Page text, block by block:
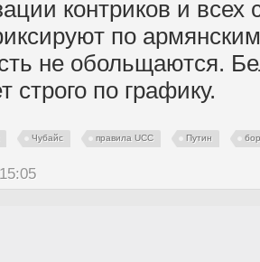
контриков и
по
не обольщаются.
строго по графику.
Чубайс правила UCC Путин